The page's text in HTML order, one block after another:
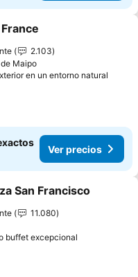
a favoritos
2.103
Maipo
en un entorno natural
Ver precios
a favoritos
San Francisco
11.080
buffet excepcional